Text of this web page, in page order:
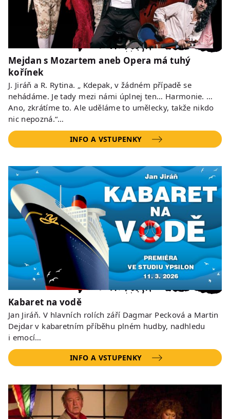
Mejdan s Mozartem aneb Opera má tuhý
kořínek
J. Jiráň a R. Rytina. „ Kdepak, v žádném případě se
nehádáme. Je tady mezi námi úplnej ten… Harmonie. …
Ano, zkrátíme to. Ale uděláme to umělecky, takže nikdo
nic nepozná.“…
INFO A VSTUPENKY
Kabaret na vodě
Jan Jiráň. V hlavních rolích září Dagmar Pecková a Martin
Dejdar v kabaretním příběhu plném hudby, nadhledu
i emocí…
INFO A VSTUPENKY